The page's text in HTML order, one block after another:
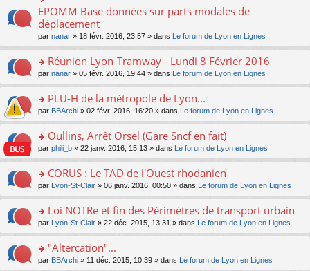
nt
s
ré
e
lu
le
pl
u
s
ré
e
e
n
o
n
pl
u
s
ré
e
s
a
g
e
n
o
lu
le
pl
u
s
c
e
nt
ult
er
le
m
e
s
a
e
n
o
lu
le
pl
u
s
e
nt
o
n
ult
er
le
m
e
s
a
g
e
n
lu
le
pl
u
ré
c
e
nt
EPOMM Base données sur parts modales de
déplacement
par nanar » 18 févr. 2016, 23:57 » dans Le forum de Lyon en Lignes
o
n
ult
er
le
m
e
a
g
e
n
n
le
pl
Réunion Lyon-Tramway - Lundi 8 Février 2016
par nanar » 05 févr. 2016, 19:44 » dans Le forum de Lyon en Lignes
o
n
ult
er
le
m
e
a
g
e
n
n
PLU-H de la métropole de Lyon...
par BBArchi » 02 févr. 2016, 16:20 » dans Le forum de Lyon en Lignes
o
n
ult
er
le
m
e
a
g
Oullins, Arrêt Orsel (Gare Sncf en fait)
par phili_b » 22 janv. 2016, 15:13 » dans Le forum de Lyon en Lignes
o
n
ult
er
le
m
e
CORUS : Le TAD de l'Ouest rhodanien
par Lyon-St-Clair » 06 janv. 2016, 00:50 » dans Le forum de Lyon en Lignes
o
n
ult
er
Loi NOTRe et fin des Périmètres de transport urbain
par Lyon-St-Clair » 22 déc. 2015, 13:31 » dans Le forum de Lyon en Lignes
o
"Altercation"...
par BBArchi » 11 déc. 2015, 10:39 » dans Le forum de Lyon en Lignes